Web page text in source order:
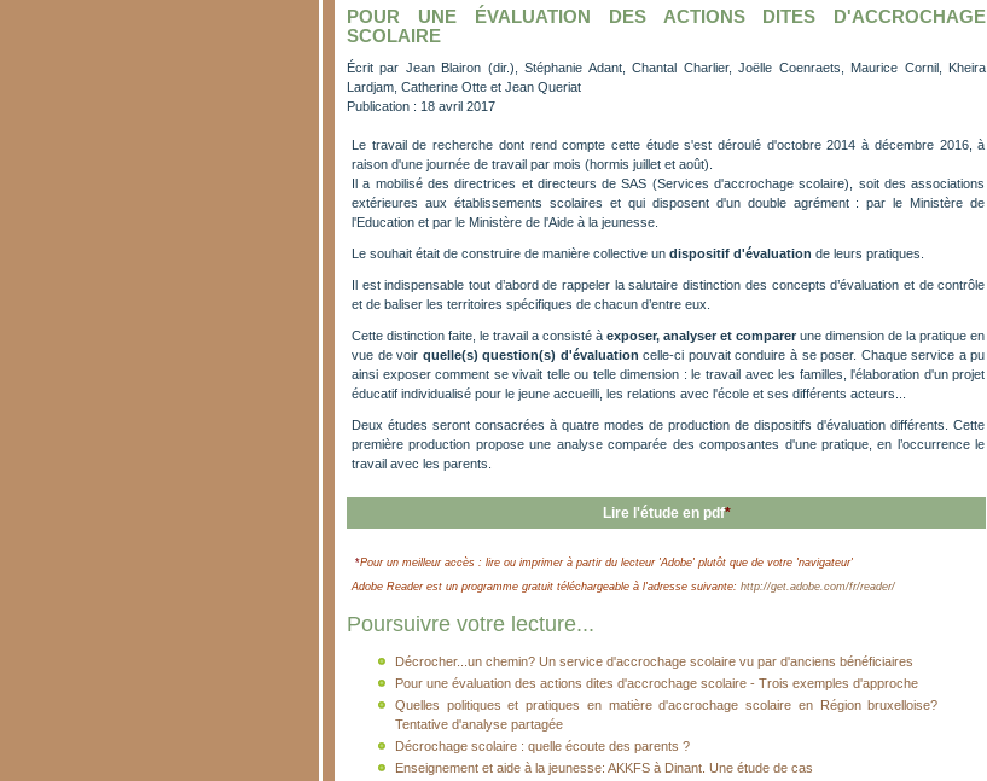
POUR UNE ÉVALUATION DES ACTIONS DITES D'ACCROCHAGE
SCOLAIRE
Écrit par Jean Blairon (dir.), Stéphanie Adant, Chantal Charlier, Joëlle Coenraets, Maurice Cornil, Kheira
Lardjam, Catherine Otte et Jean Queriat
Publication : 18 avril 2017
Le travail de recherche dont rend compte cette étude s'est déroulé d'octobre 2014 à décembre 2016, à
raison d'une journée de travail par mois (hormis juillet et août).
Il a mobilisé des directrices et directeurs de SAS (Services d'accrochage scolaire), soit des associations
extérieures aux établissements scolaires et qui disposent d'un double agrément : par le Ministère de
l'Education et par le Ministère de l'Aide à la jeunesse.
Le souhait était de construire de manière collective un dispositif d'évaluation de leurs pratiques.
Il est indispensable tout d’abord de rappeler la salutaire distinction des concepts d’évaluation et de contrôle
et de baliser les territoires spécifiques de chacun d’entre eux.
Cette distinction faite, le travail a consisté àexposer, analyser et comparer une dimension de la pratique en
vue de voir quelle(s) question(s) d'évaluation celle-ci pouvait conduire à se poser. Chaque service a pu
ainsi exposer comment se vivait telle ou telle dimension : le travail avec les familles, l'élaboration d'un projet
éducatif individualisé pour le jeune accueilli, les relations avec l'école et ses différents acteurs...
Deux études seront consacrées à quatre modes de production de dispositifs d'évaluation différents. Cette
première production propose une analyse comparée des composantes d'une pratique, en l’occurrence le
travail avec les parents.
Lire l'étude en pdf*
*Pour un meilleur accès : lire ou imprimer à partir du lecteur 'Adobe' plutôt que de votre 'navigateur'
Adobe Reader est un programme gratuit téléchargeable à l'adresse suivante: http://get.adobe.com/fr/reader/
Poursuivre votre lecture...
Décrocher...un chemin? Un service d'accrochage scolaire vu par d'anciens bénéficiaires
Pour une évaluation des actions dites d'accrochage scolaire - Trois exemples d'approche
Quelles politiques et pratiques en matière d'accrochage scolaire en Région bruxelloise?
Tentative d'analyse partagée
Décrochage scolaire : quelle écoute des parents ?
Enseignement et aide à la jeunesse: AKKFS à Dinant. Une étude de cas